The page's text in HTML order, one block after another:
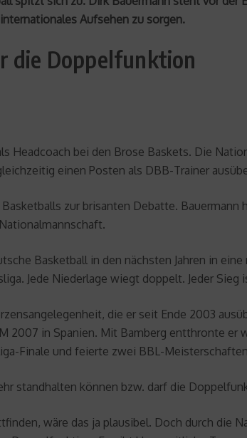
Aufsehen zu sorgen.
die Doppelfunktion
Headcoach bei den Brose Baskets. Die
einen Posten als DBB-Trainer
zur brisanten Debatte.
Basketball in den nächsten Jahren in
Jede Niederlage wiegt doppelt. Jeder
die er seit Ende 2003
2007 in Spanien. Mit Bamberg entthronte
Finale und feierte zwei BBL-
standhalten können bzw. darf die
wäre das ja plausibel. Doch durch die